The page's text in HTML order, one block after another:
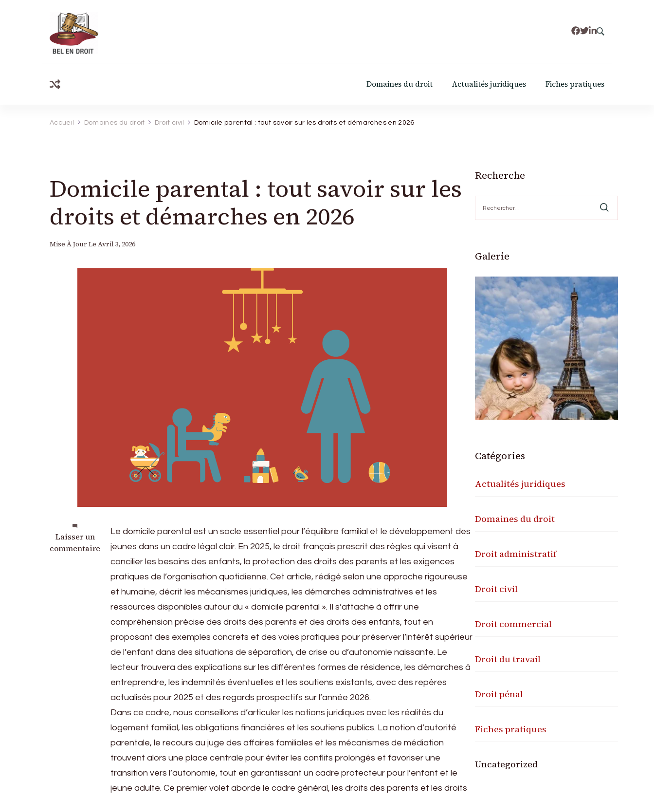
Domaines du droit Actualités juridiques Fiches pratiques
Accueil Domaines du droit Droit civil Domicile parental : tout savoir sur les droits et démarches en 2026
Domicile parental : tout savoir sur les
droits et démarches en 2026
Mise À Jour Le Avril 3, 2026
Laisser un
commentaire
sur
Domicile
démarches
Le domicile parental est un socle essentiel pour l’équilibre familial et le développement des
jeunes dans un cadre légal clair. En 2025, le droit français prescrit des règles qui visent à
concilier les besoins des enfants, la protection des droits des parents et les exigences
pratiques de l’organisation quotidienne. Cet article, rédigé selon une approche rigoureuse
et humaine, décrit les mécanismes juridiques, les démarches administratives et les
ressources disponibles autour du « domicile parental ». Il s’attache à offrir une
compréhension précise des droits des parents et des droits des enfants, tout en
proposant des exemples concrets et des voies pratiques pour préserver l’intérêt supérieur
de l’enfant dans des situations de séparation, de crise ou d’autonomie naissante. Le
lecteur trouvera des explications sur les différentes formes de résidence, les démarches à
entreprendre, les indemnités éventuelles et les soutiens existants, avec des repères
actualisés pour 2025 et des regards prospectifs sur l’année 2026.
Dans ce cadre, nous conseillons d’articuler les notions juridiques avec les réalités du
logement familial, les obligations financières et les soutiens publics. La notion d’autorité
parentale, le recours au juge des affaires familiales et les mécanismes de médiation
trouvent alors une place centrale pour éviter les conflits prolongés et favoriser une
transition vers l’autonomie, tout en garantissant un cadre protecteur pour l’enfant et le
jeune adulte. Ce premier volet aborde le cadre général, les droits des parents et les droits
Recherche
Galerie
Catégories
Actualités juridiques
Domaines du droit
Droit administratif
Droit civil
Droit commercial
Droit du travail
Droit pénal
Fiches pratiques
Uncategorized